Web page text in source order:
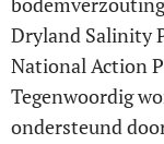
Dryland Salinity
National Action
Tegenwoordig
ondersteund